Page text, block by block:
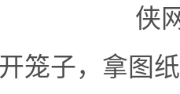
子，拿图